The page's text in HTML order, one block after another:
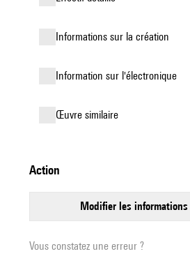
informations sur la création
Information sur l'électronique
œuvre similaire
action
modifier les informations
Vous constatez une erreur ?